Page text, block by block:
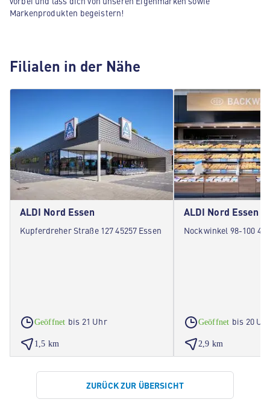
Markenprodukten begeistern!
Filialen in der Nähe
ALDI Nord Essen
Kupferdreher Straße 127 45257 Essen
Geöffnet bis 21 Uhr
1,5 km
ALDI Nord Essen
Nockwinkel 98-100
Geöffnet bis 20
2,9 km
ZURÜCK ZUR ÜBERSICHT